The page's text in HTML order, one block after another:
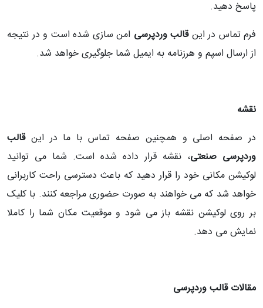
پاسخ دهید.
فرم تماس در اینقالب وردپرسی امن سازی شده است و در نتیجه
از ارسال اسپم و هرزنامه به ایمیل شما جلوگیری خواهد شد.
نقشه
در صفحه اصلی و همچنین صفحه تماس با ما در اینقالب
وردپرسی صنعتی، نقشه قرار داده شده است. شما می توانید
لوکیشن مکانی خود را قرار دهید که باعث دسترسی راحت کاربرانی
خواهد شد که می خواهند به صورت حضوری مراجعه کنند. با کلیک
بر روی لوکیشن نقشه باز می شود و موقعیت مکان شما را کاملا
نمایش می دهد.
مقالات قالب وردپرسی